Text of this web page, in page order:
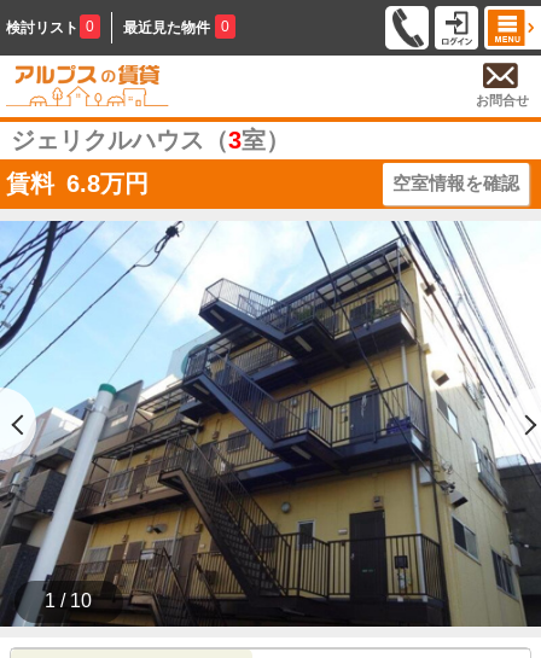
検討リスト 0 最近見た物件 0
お問合せ
ジェリクルハウス（3室）
賃料 6.8万円 空室情報を確認
1 / 10